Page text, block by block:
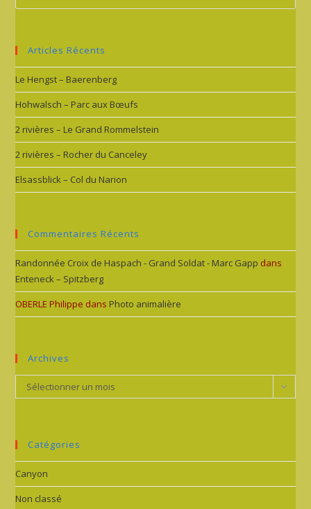
Articles Récents
Le Hengst – Baerenberg
Hohwalsch – Parc aux Bœufs
2 rivières – Le Grand Rommelstein
2 rivières – Rocher du Canceley
Elsassblick – Col du Narion
Commentaires Récents
Randonnée Croix de Haspach - Grand Soldat - Marc Gapp dans
Enteneck – Spitzberg
OBERLE Philippe dans Photo animalière
Archives
Archives
Sélectionner un mois
Catégories
Canyon
Non classé